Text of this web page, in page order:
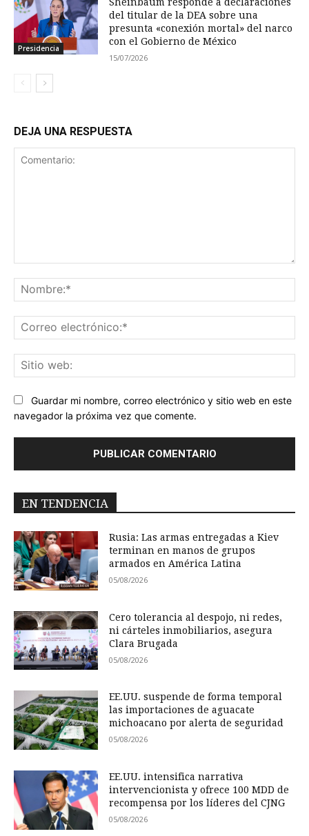
Presidencia
del titular de la DEA sobre una
presunta «conexión mortal» del narco
con el Gobierno de México
15/07/2026
DEJA UNA RESPUESTA
Guardar mi nombre, correo electrónico y sitio web en este
navegador la próxima vez que comente.
EN TENDENCIA
Rusia: Las armas entregadas a Kiev
terminan en manos de grupos
armados en América Latina
05/08/2026
Cero tolerancia al despojo, ni redes,
ni cárteles inmobiliarios, asegura
Clara Brugada
05/08/2026
EE.UU. suspende de forma temporal
las importaciones de aguacate
michoacano por alerta de seguridad
05/08/2026
EE.UU. intensifica narrativa
intervencionista y ofrece 100 MDD de
recompensa por los líderes del CJNG
05/08/2026